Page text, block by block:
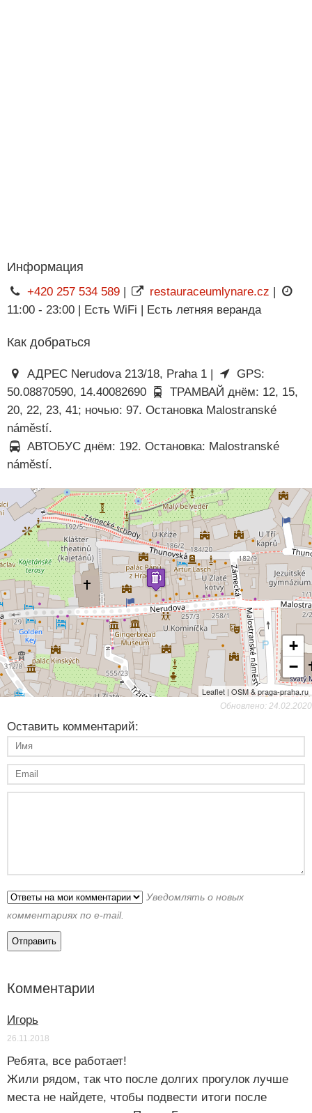
Информация
+420 257 534 589| restauraceumlynare.cz |
11:00 - 23:00 | Есть WiFi | Есть летняя веранда
Как добраться
АДРЕС Nerudova 213/18, Praha 1 |
GPS:
50.08870590, 14.40082690
ТРАМВАЙ днём: 12, 15,
20, 22, 23, 41; ночью: 97. Остановка Malostranské
náměstí.
АВТОБУС днём: 192. Остановка: Malostranské
náměstí.
+
−
Leaflet | OSM & praga-praha.ru
Обновлено: 24.02.2020
Оставить комментарий:
Уведомлять о новых
комментариях по e-mail.
Комментарии
Игорь
26.11.2018
Ребята, все работает!
Жили рядом, так что после долгих прогулок лучше
места не найдете, чтобы подвести итоги после